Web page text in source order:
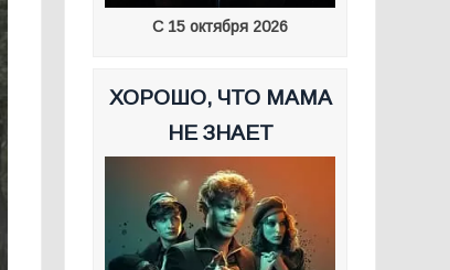
С 15 октября 2026
ХОРОШО, ЧТО МАМА
НЕ ЗНАЕТ